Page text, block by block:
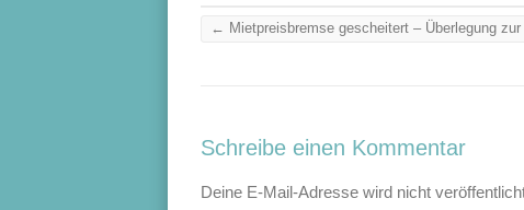
← Mietpreisbremse gescheitert – Überlegung
Schreibe einen Kommentar
Deine E-Mail-Adresse wird nicht